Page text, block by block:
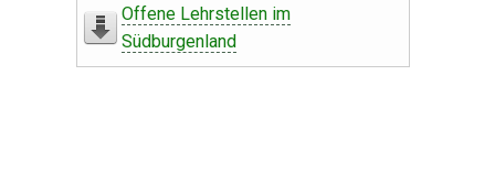
Offene Lehrstellen im
Südburgenland